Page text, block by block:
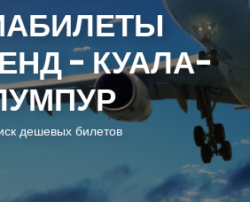
- КУАЛА-
дешевых билетов